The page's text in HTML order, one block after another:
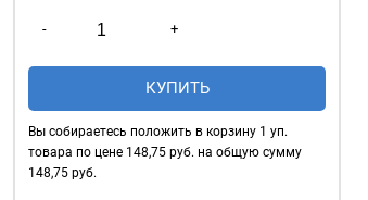
-
товара
Джинсовые
20мм,
Prym
+
КУПИТЬ
Вы собираетесь положить в корзину 1 уп.
товара по цене 148,75 руб. на общую сумму
148,75 руб.